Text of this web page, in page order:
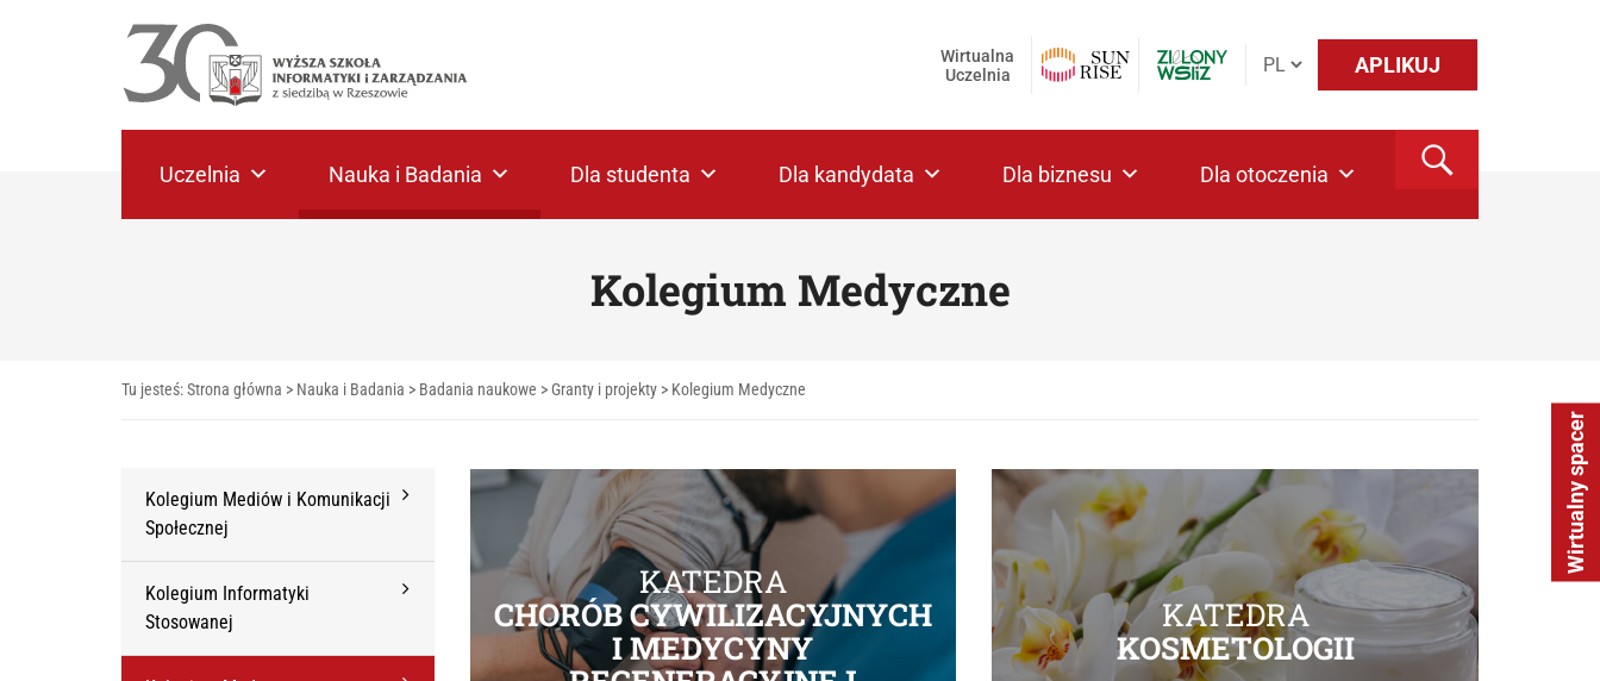
Wirtualny spacer
APLIKUJ
Wirtualna
Uczelnia
Uczelnia Nauka i Badania Dla studenta Dla kandydata Dla biznesu Dla otoczenia
Kolegium Medyczne
Tu jesteś:Strona główna > Nauka i Badania > Badania naukowe > Granty i projekty > Kolegium Medyczne
Kolegium Mediów i Komunikacji
Społecznej
Kolegium Informatyki
Stosowanej
KATEDRA
CHORÓB CYWILIZACYJNYCH
I MEDYCYNY
KATEDRA
KOSMETOLOGII